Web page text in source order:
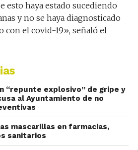
esto haya estado sucediendo
y no se haya diagnosticado
con el covid-19», señaló el
“repunte explosivo” de gripe y
al Ayuntamiento de no
mascarillas en farmacias,
sanitarios